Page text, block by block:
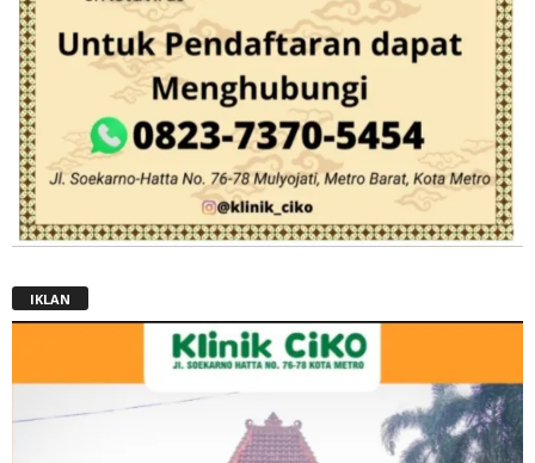
IKLAN